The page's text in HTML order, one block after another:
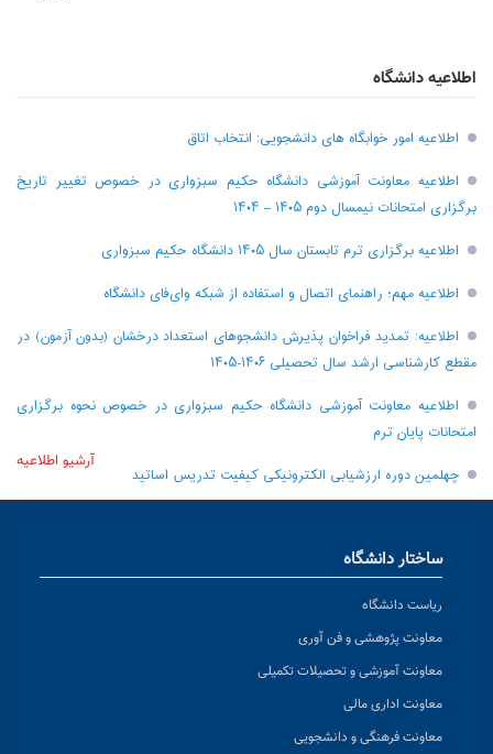
اطلاعیه دانشگاه
اطلاعیه امور خوابگاه های دانشجویی: انتخاب اتاق
اطلاعیه معاونت آموزشی دانشگاه حکیم سبزواری در خصوص تغییر تاریخ
برگزاری امتحانات نیمسال دوم ۱۴۰۵ – ۱۴۰۴
اطلاعیه برگزاری ترم تابستان سال ۱۴۰۵ دانشگاه حکیم سبزواری
اطلاعیه مهم؛ راهنمای اتصال و استفاده از شبکه وای‌فای دانشگاه
اطلاعیه: تمدید فراخوان پذیرش دانشجو‌های استعداد درخشان (بدون آزمون) در
مقطع کارشناسی ارشد سال تحصیلی ۱۴۰۶-۱۴۰۵
اطلاعیه معاونت آموزشی دانشگاه حکیم سبزواری در خصوص نحوه برگزاری
امتحانات پایان ترم
چهلمین دوره ارزشیابی الکترونیکی کیفیت تدریس اساتید
آرشیو اطلاعیه
ساختار دانشگاه
ریاست دانشگاه
معاونت پژوهشی و فن آوری
معاونت آموزشی و تحصیلات تکمیلی
معاونت اداری مالی
معاونت فرهنگی و دانشجویی